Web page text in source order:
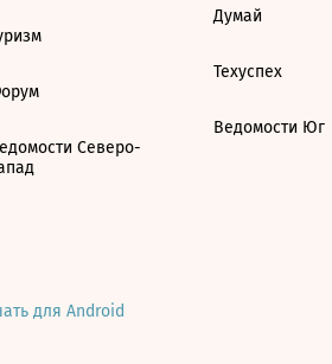
Северо-
Думай
Техуспех
Ведомости Юг
для Android